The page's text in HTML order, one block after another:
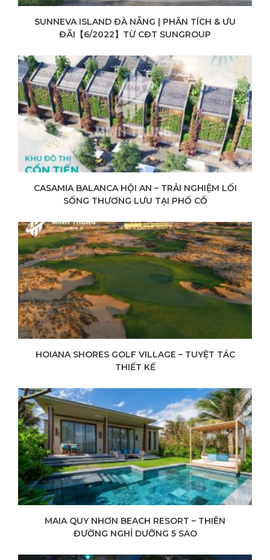
SUNNEVA ISLAND ĐÀ NẴNG | PHÂN TÍCH & ƯU
ĐÃI【6/2022】TỪ CĐT SUNGROUP
CASAMIA BALANCA HỘI AN – TRẢI NGHIỆM LỐI
SỐNG THƯƠNG LƯU TẠI PHỐ CỔ
HOIANA SHORES GOLF VILLAGE – TUYỆT TÁC
THIẾT KẾ
MAIA QUY NHƠN BEACH RESORT – THIÊN
ĐƯỜNG NGHỈ DƯỠNG 5 SAO